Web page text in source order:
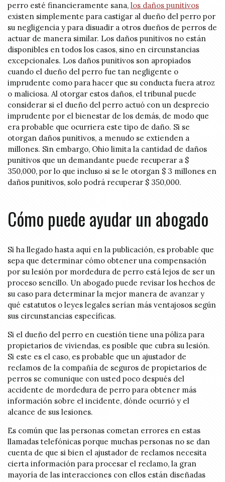
perro esté financieramente sana, los daños punitivos
existen simplemente para castigar al dueño del perro por
su negligencia y para disuadir a otros dueños de perros de
actuar de manera similar. Los daños punitivos no están
disponibles en todos los casos, sino en circunstancias
excepcionales. Los daños punitivos son apropiados
cuando el dueño del perro fue tan negligente o
imprudente como para hacer que su conducta fuera atroz
o maliciosa. Al otorgar estos daños, el tribunal puede
considerar si el dueño del perro actuó con un desprecio
imprudente por el bienestar de los demás, de modo que
era probable que ocurriera este tipo de daño. Si se
otorgan daños punitivos, a menudo se extienden a
millones. Sin embargo, Ohio limita la cantidad de daños
punitivos que un demandante puede recuperar a $
350,000, por lo que incluso si se le otorgan $ 3 millones en
daños punitivos, solo podrá recuperar $ 350,000.
Cómo puede ayudar un abogado
Si ha llegado hasta aquí en la publicación, es probable que
sepa que determinar cómo obtener una compensación
por su lesión por mordedura de perro está lejos de ser un
proceso sencillo. Un abogado puede revisar los hechos de
su caso para determinar la mejor manera de avanzar y
qué estatutos o leyes legales serían más ventajosos según
sus circunstancias específicas.
Si el dueño del perro en cuestión tiene una póliza para
propietarios de viviendas, es posible que cubra su lesión.
Si este es el caso, es probable que un ajustador de
reclamos de la compañía de seguros de propietarios de
perros se comunique con usted poco después del
accidente de mordedura de perro para obtener más
información sobre el incidente, dónde ocurrió y el
alcance de sus lesiones.
Es común que las personas cometan errores en estas
llamadas telefónicas porque muchas personas no se dan
cuenta de que si bien el ajustador de reclamos necesita
cierta información para procesar el reclamo, la gran
mayoría de las interacciones con ellos están diseñadas